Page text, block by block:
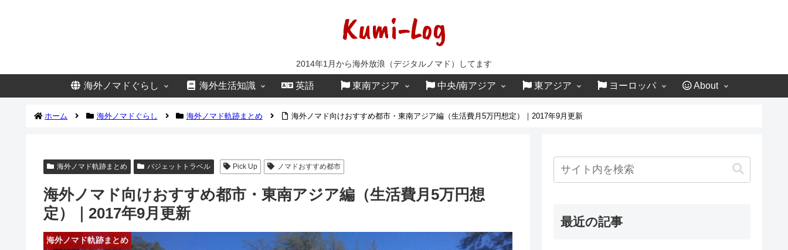
Kumi-Log
2014年1月から海外放浪（デジタルノマド）してます
海外ノマドぐらし 海外生活知識 英語 東南アジア 中央/南アジア 東アジア ヨーロッパ About
ホーム 海外ノマドぐらし 海外ノマド軌跡まとめ 海外ノマド向けおすすめ都市・東南アジア編（生活費月5万円想定）｜2017年9月更新
海外ノマド軌跡まとめ バジェットトラベル Pick Up ノマドおすすめ都市
海外ノマド向けおすすめ都市・東南アジア編（生活費月5万円想
定）｜2017年9月更新
海外ノマド軌跡まとめ
最近の記事